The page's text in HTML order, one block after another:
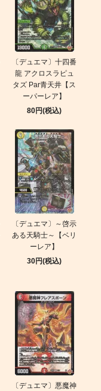
〔デュエマ〕十四番
龍 アクロスラピュ
タズ Par青天井【ス
ーパーレア】
80円(税込)
〔デュエマ〕～啓示
ある天騎士～【ベリ
ーレア】
30円(税込)
〔デュエマ〕悪魔神